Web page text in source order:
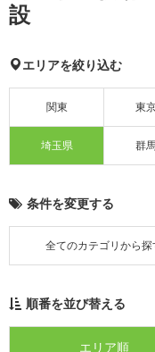
設
エリアを絞り込む
関東 東
埼玉県 群
条件を変更する
全てのカテゴリから探
順番を並び替える
エリア順